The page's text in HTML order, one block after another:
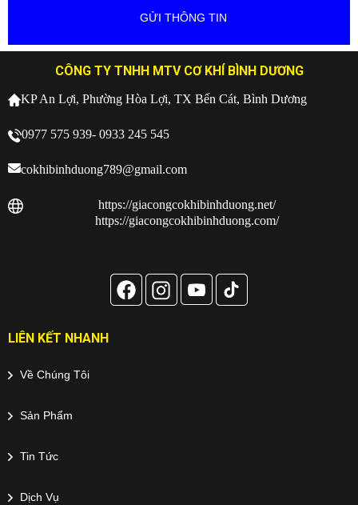
CÔNG TY TNHH MTV CƠ KHÍ BÌNH DƯƠNG
KP An Lợi, Phường Hòa Lợi, TX Bến Cát, Bình Dương
0977 575 939- 0933 245 545
cokhibinhduong789@gmail.com
https://giacongcokhibinhduong.net/
https://giacongcokhibinhduong.com/
LIÊN KẾT NHANH
Về Chúng Tôi
Sản Phẩm
Tin Tức
Dịch Vụ